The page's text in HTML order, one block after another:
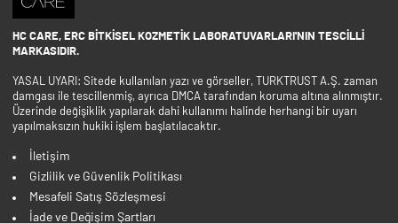
HC CARE, ERC BITKISEL KOZMETIK LABORATUVARLARI'NIN TESCILLI
MARKASIDIR.
YASAL UYARI: Sitede kullanılan yazı ve görseller, TURKTRUST A.Ş. zaman
damgası ile tescillenmiş, ayrıca DMCA tarafından koruma altına alınmıştır.
Üzerinde değişiklik yapılarak dahi kullanımı halinde herhangi bir uyarı
yapılmaksızın hukiki işlem başlatılacaktır.
İletişim
Gizlilik ve Güvenlik Politikası
Mesafeli Satış Sözleşmesi
İade ve Değişim Şartları